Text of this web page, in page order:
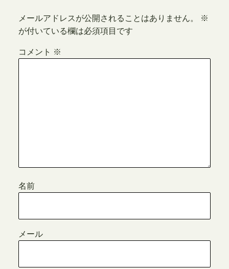
メールアドレスが公開されることはありません。
※
が付いている欄は必須項目です
コメント ※
名前
メール